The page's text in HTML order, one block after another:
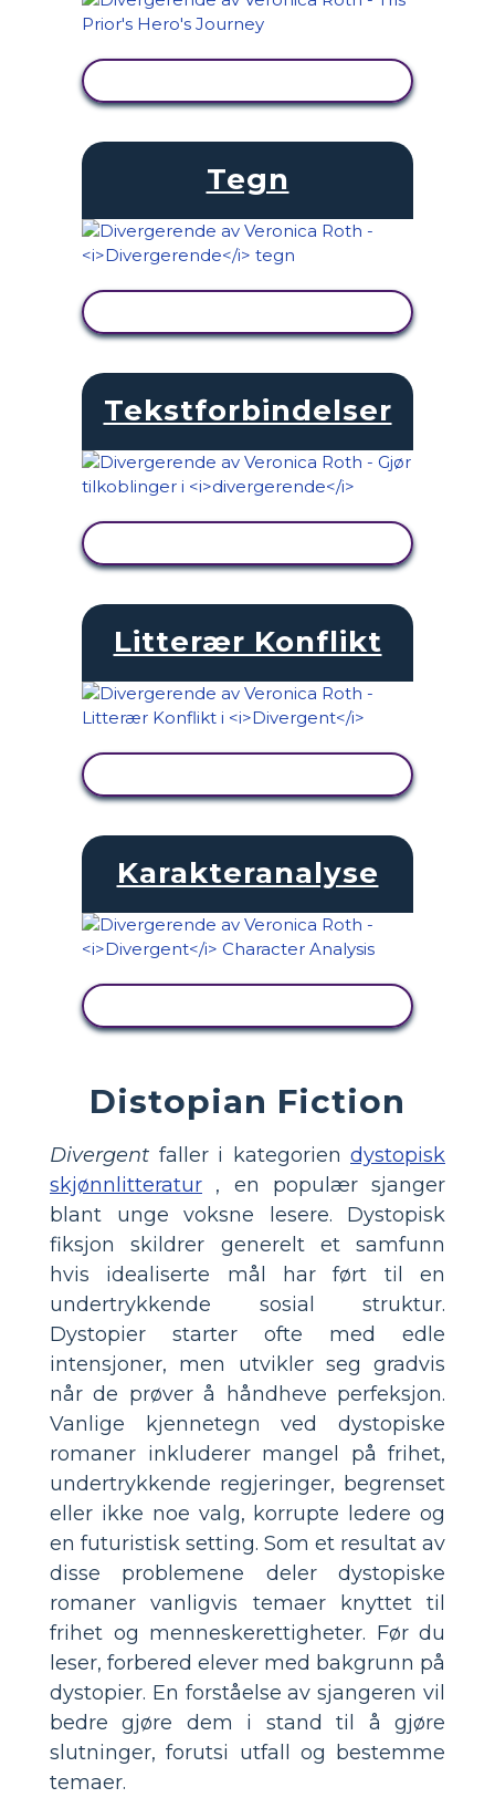
Tegn
Tekstforbindelser
Litterær Konflikt
Karakteranalyse
Distopian Fiction
Divergent faller i kategorien dystopisk
skjønnlitteratur , en populær sjanger
blant unge voksne lesere. Dystopisk
fiksjon skildrer generelt et samfunn
hvis idealiserte mål har ført til en
undertrykkende sosial struktur.
Dystopier starter ofte med edle
intensjoner, men utvikler seg gradvis
når de prøver å håndheve perfeksjon.
Vanlige kjennetegn ved dystopiske
romaner inkluderer mangel på frihet,
undertrykkende regjeringer, begrenset
eller ikke noe valg, korrupte ledere og
en futuristisk setting. Som et resultat av
disse problemene deler dystopiske
romaner vanligvis temaer knyttet til
frihet og menneskerettigheter. Før du
leser, forbered elever med bakgrunn på
dystopier. En forståelse av sjangeren vil
bedre gjøre dem i stand til å gjøre
slutninger, forutsi utfall og bestemme
temaer.